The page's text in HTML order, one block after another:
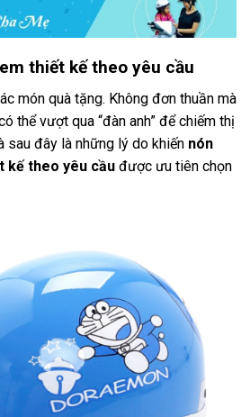
thiết kế theo yêu cầu
món quà tặng. Không đơn thuần mà
thể vượt qua “đàn anh” để chiếm thị
sau đây là những lý do khiến nón
kế theo yêu cầu được ưu tiên chọn